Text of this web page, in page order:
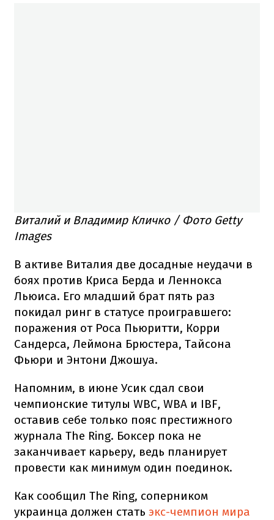
Виталий и Владимир Кличко / Фото Getty
Images
В активе Виталия две досадные неудачи в
боях против Криса Берда и Леннокса
Льюиса. Его младший брат пять раз
покидал ринг в статусе проигравшего:
поражения от Роса Пьюритти, Корри
Сандерса, Леймона Брюстера, Тайсона
Фьюри и Энтони Джошуа.
Напомним, в июне Усик сдал свои
чемпионские титулы WBC, WBA и IBF,
оставив себе только пояс престижного
журнала The Ring. Боксер пока не
заканчивает карьеру, ведь планирует
провести как минимум один поединок.
Как сообщил The Ring, соперником
украинца должен стать экс-чемпион мира